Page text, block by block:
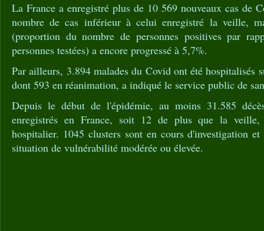
La France a enregistré plus de 10 569 nouveaux cas de
nombre de cas inférieur à celui enregistré la veille,
(proportion du nombre de personnes positives par
personnes testées) a encore progressé à 5,7%.
Par ailleurs, 3.894 malades du Covid ont été hospitalisés
dont 593 en réanimation, a indiqué le service public de
Depuis le début de l'épidémie, au moins 31.585
enregistrés en France, soit 12 de plus que la
hospitalier. 1045 clusters sont en cours d'investigation
situation de vulnérabilité modérée ou élevée.